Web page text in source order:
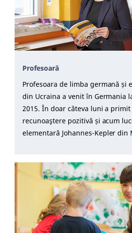
Profesoară
Profesoara de limba germană și
din Ucraina a venit în Germania
2015. În doar câteva luni a
recunoaştere pozitivă și acum
elementară Johannes-Kepler din